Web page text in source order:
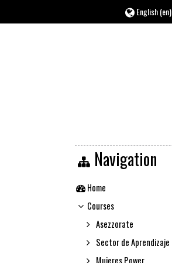
English ‎(en)‎
Navigation
Home
Courses
Asezzorate
Sector de Aprendizaje
Mujeres Power